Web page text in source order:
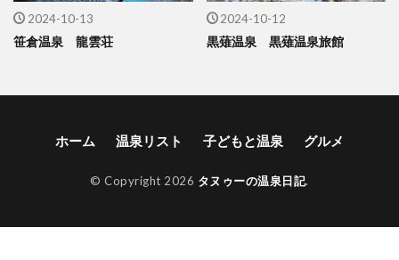
2024-10-13
笹倉温泉 龍雲荘
2024-10-12
黒薙温泉 黒薙温泉旅館
ホーム 温泉リスト 子どもと温泉 グルメ
© Copyright 2026 タヌゥーの温泉日記.